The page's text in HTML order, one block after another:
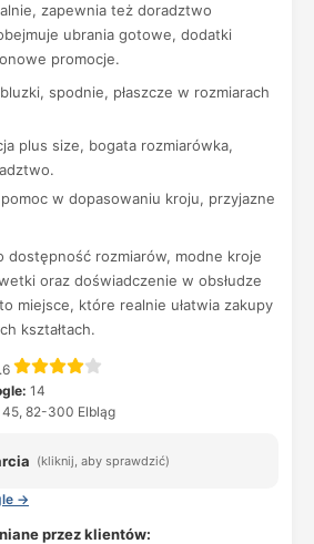
zapewnia też doradztwo
ubrania gotowe, dodatki
promocje.
spodnie, płaszcze w rozmiarach
plus size, bogata rozmiarówka,
pomoc w dopasowaniu kroju, przyjazne
dostępność rozmiarów, modne kroje
oraz doświadczenie w obsłudze
miejsce, które realnie ułatwia zakupy
kształtach.
14
45, 82-300 Elbląg
(kliknij, aby sprawdzić)
→
przez klientów: